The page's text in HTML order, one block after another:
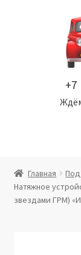
содержимому
+7
Витрина
Главная Под
Натяжное
звездами ГРМ)